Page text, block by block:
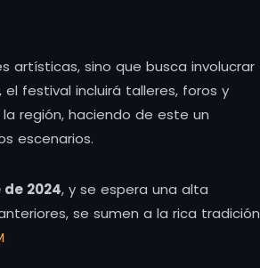
artísticas, sino que busca involucrar
festival incluirá talleres, foros y
región, haciendo de este un
escenarios.
2024, y se espera una alta
se sumen a la rica tradición